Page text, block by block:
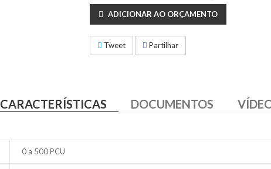
ADICIONAR AO ORÇAMENTO
Tweet Partilhar
CARACTERÍSTICAS DOCUMENTOS
0 a 500 PCU